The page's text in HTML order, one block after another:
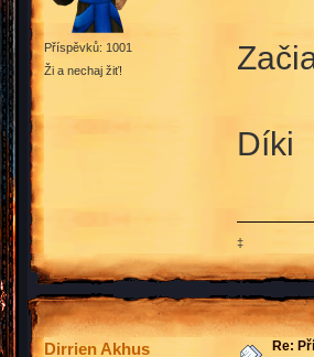
Příspěvků: 1001
Ži a nechaj žiť!
Díki
‡
Dirrien Akhus Re: